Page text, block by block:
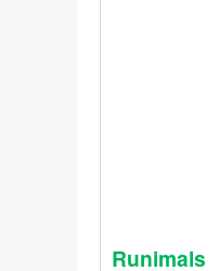
Runimals